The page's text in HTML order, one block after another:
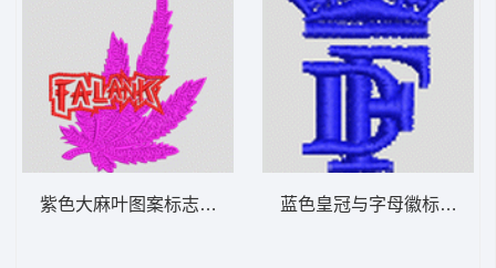
紫色大麻叶图案标志 男装 蓝色皇冠与字母徽标 男装